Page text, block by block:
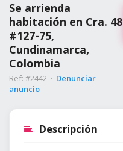
Se arrienda
habitación en Cra. 48
#127-75,
Cundinamarca,
Colombia
Ref: #2442 · Denunciar
anuncio
Descripción